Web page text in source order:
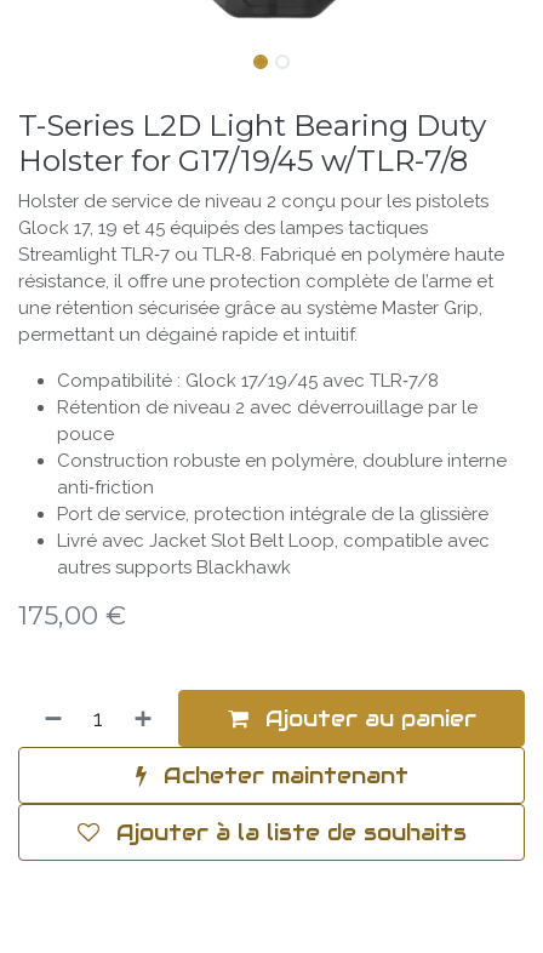
T-Series L2D Light Bearing Duty
Holster for G17/19/45 w/TLR-7/8
Holster de service de niveau 2 conçu pour les pistolets
Glock 17, 19 et 45 équipés des lampes tactiques
Streamlight TLR‑7 ou TLR‑8. Fabriqué en polymère haute
résistance, il offre une protection complète de l’arme et
une rétention sécurisée grâce au système Master Grip,
permettant un dégainé rapide et intuitif.
Compatibilité : Glock 17/19/45 avec TLR‑7/8
Rétention de niveau 2 avec déverrouillage par le
pouce
Construction robuste en polymère, doublure interne
anti‑friction
Port de service, protection intégrale de la glissière
Livré avec Jacket Slot Belt Loop, compatible avec
autres supports Blackhawk
175,00 €
Ajouter au panier
Acheter maintenant
Ajouter à la liste de souhaits